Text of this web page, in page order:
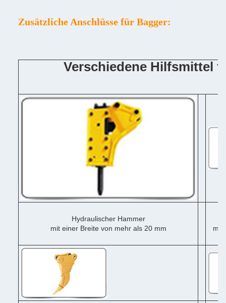
Zusätzliche Anschlüsse für Bagger:
Verschiedene Hilfsmittel
Hydraulischer Hammer
mit einer Breite von mehr als 20 mm
mit